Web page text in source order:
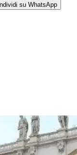
su WhatsApp